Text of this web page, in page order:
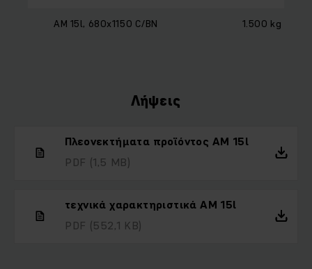
AM 15l, 680x1150 C/BN 1.500 kg
Λήψεις
Πλεονεκτήματα προϊόντος AM 15l
PDF (1,5 MB)
τεχνικά χαρακτηριστικά AM 15l
PDF (552,1 KB)